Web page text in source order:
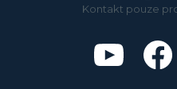
Kontakt pouze